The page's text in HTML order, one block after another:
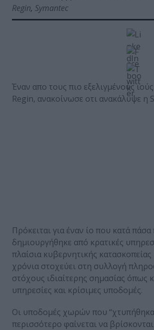
Regin, Symantec
Έναν απο τους πιο εξελιγμένους
Regin, ανακοίνωσε οτι ανακάλυψε η
Πρόκειται για έναν ίο που κατά
δημιουργήθηκε από κρατικές
πλαίσια κυβερνητικής κατασκοπείας
χρόνια στοχεύει στη συλλογή
στόχους ιδιαίτερης σημασίας όπως
υπηρεσίες και κρίσιμες υποδομές.
Οι υποδομές χωρών που
περισσότερο φαίνεται να